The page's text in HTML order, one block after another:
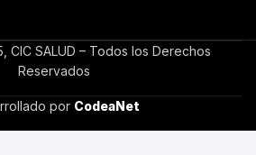
CIC SALUD – Todos los Derechos
Reservados
por CodeaNet